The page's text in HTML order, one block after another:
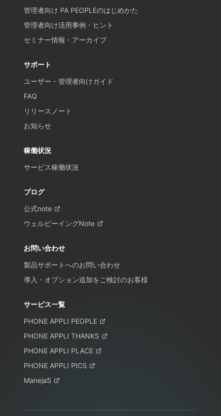
管理者向け PA PEOPLEのはじめかた
管理者向け活用事例・ヒント
セミナー情報・アーカイブ
サポート
ユーザー・管理者向けガイド
FAQ
リリースノート
お知らせ
稼働状況
サービス稼働状況
ブログ
公式note
ウェルビーイングNote
お問い合わせ
製品サポートへのお問い合わせ
導入・オプション追加をご検討のお客様
サービス一覧
PHONE APPLI PEOPLE
PHONE APPLI THANKS
PHONE APPLI PLACE
PHONE APPLI PICS
ManejaS